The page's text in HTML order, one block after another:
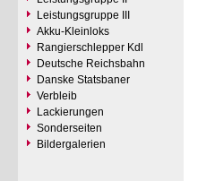
Leistungsgruppe III
Akku-Kleinloks
Rangierschlepper Kdl
Deutsche Reichsbahn
Danske Statsbaner
Verbleib
Lackierungen
Sonderseiten
Bildergalerien